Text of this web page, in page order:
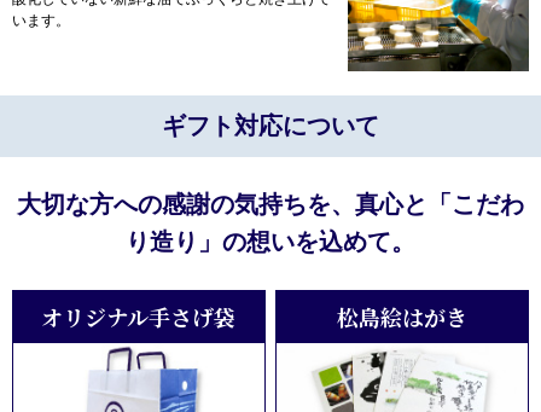
います。
ギフト対応について
大切な方への感謝の気持ちを、真心と「こだわ
り造り」の想いを込めて。
オリジナル手さげ袋 松島絵はがき